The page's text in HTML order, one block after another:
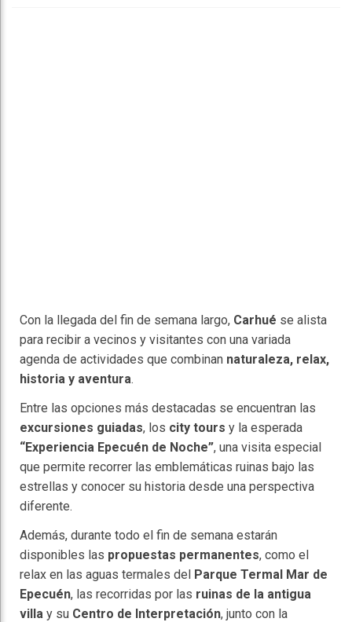
Con la llegada del fin de semana largo, Carhué se alista
para recibir a vecinos y visitantes con una variada
agenda de actividades que combinan naturaleza, relax,
historia y aventura.
Entre las opciones más destacadas se encuentran las
excursiones guiadas, los city tours y la esperada
“Experiencia Epecuén de Noche”, una visita especial
que permite recorrer las emblemáticas ruinas bajo las
estrellas y conocer su historia desde una perspectiva
diferente.
Además, durante todo el fin de semana estarán
disponibles las propuestas permanentes, como el
relax en las aguas termales del Parque Termal Mar de
Epecuén, las recorridas por las ruinas de la antigua
villa y su Centro de Interpretación, junto con la